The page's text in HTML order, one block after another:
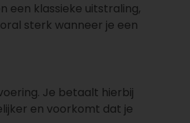
een klassieke uitstraling,
sterk wanneer je een
Je betaalt hierbij
en voorkomt dat je